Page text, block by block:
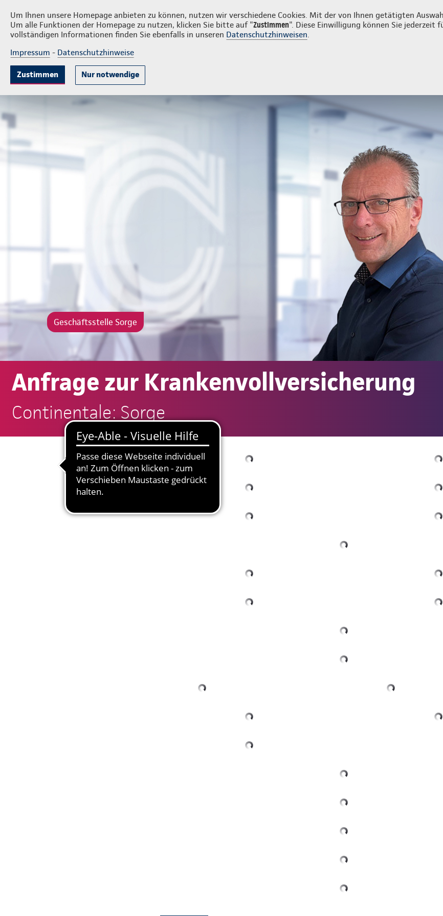
Um Ihnen unsere Homepage anbieten zu können, nutzen wir verschiedene Cookies. Mit der von Ihnen getätigten
Um alle Funktionen der Homepage zu nutzen, klicken Sie bitte auf "Zustimmen". Diese Einwilligung können Sie
vollständigen Informationen finden Sie ebenfalls in unseren Datenschutzhinweisen.
Impressum - Datenschutzhinweise
Zustimmen Nur notwendige
Sorge PrivatkundenFirmenkunden
KrankenversicherungLebensversicherung
Geschäftsstelle Dietmar Sorge
Geschäftsstelle Sorge
Anfrage zur Krankenvollversicherung
Continentale: Sorge